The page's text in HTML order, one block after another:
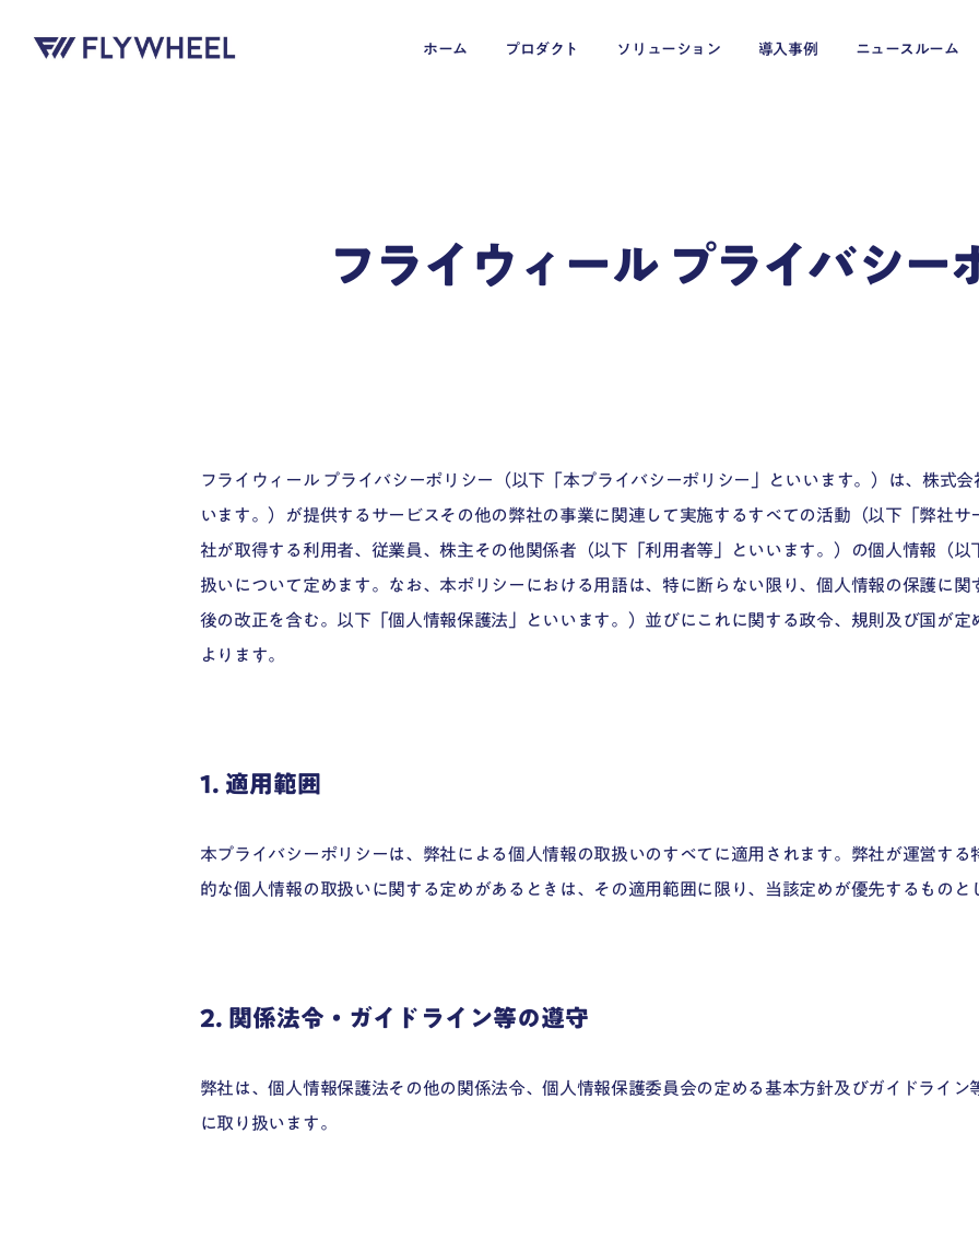
ホーム プロダクト ソリューション
メーカー
金融
導入事例 ニュースルーム
フライウィール プライバシー
フライウィール プライバシーポリシー（以下「本プライバシーポリシー」といいます。）は、株式
います。）が提供するサービスその他の弊社の事業に関連して実施するすべての活動（以下「弊社
社が取得する利用者、従業員、株主その他関係者（以下「利用者等」といいます。）の個人情報（以
扱いについて定めます。なお、本ポリシーにおける用語は、特に断らない限り、個人情報の保護に関
後の改正を含む。以下「個人情報保護法」といいます。）並びにこれに関する政令、規則及び国が定
よります。
1. 適用範囲
本プライバシーポリシーは、弊社による個人情報の取扱いのすべてに適用されます。弊社が運営す
的な個人情報の取扱いに関する定めがあるときは、その適用範囲に限り、当該定めが優先するものと
2. 関係法令・ガイドライン等の遵守
弊社は、個人情報保護法その他の関係法令、個人情報保護委員会の定める基本方針及びガイドライン
に取り扱います。